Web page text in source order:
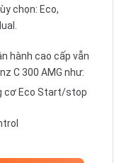
chọn: Eco,
hành cao cấp vẫn
C 300 AMG như:
cơ Eco Start/stop